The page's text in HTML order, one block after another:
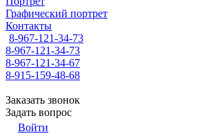
Графический портрет
Контакты
8-967-121-34-73
8-967-121-34-73
8-967-121-34-67
8-915-159-48-68
Заказать звонок
Задать вопрос
Войти